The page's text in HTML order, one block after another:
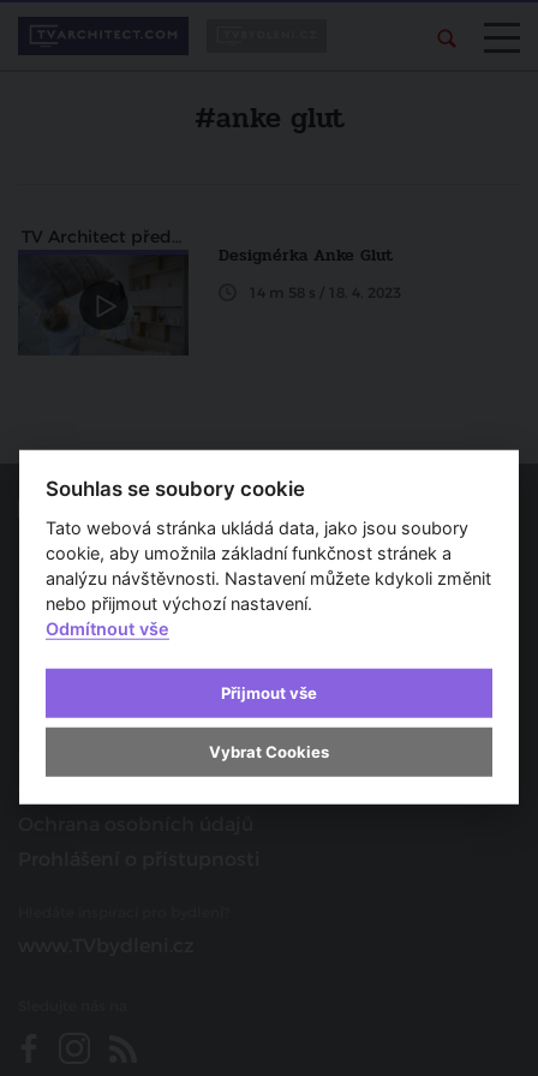
#anke glut
TV Architect představuje
Designérka Anke Glut
14 m 58 s / 18. 4. 2023
Spojujeme svět architektury
O nás
Provozovatel
Kontakt
Spolupracujte s námi
Souhlas se soubory cookie
Tato webová stránka ukládá data, jako jsou soubory
cookie, aby umožnila základní funkčnost stránek a
analýzu návštěvnosti. Nastavení můžete kdykoli změnit
nebo přijmout výchozí nastavení.
Odmítnout vše
Přijmout vše
Vybrat Cookies